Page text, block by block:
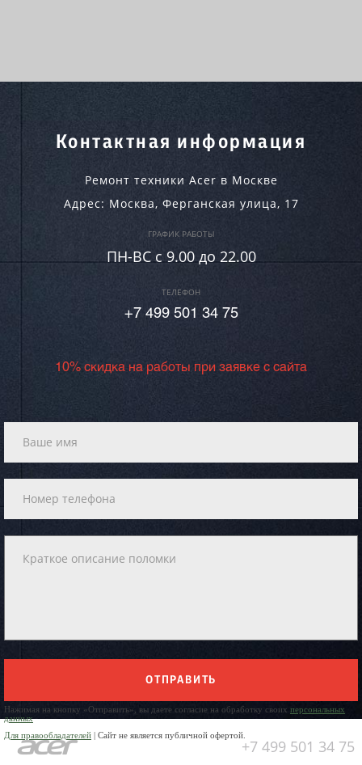
Контактная информация
Ремонт техники Acer в Москве
Адрес: Москва, Ферганская улица, 17
ГРАФИК РАБОТЫ
ПН-ВC c 9.00 до 22.00
ТЕЛЕФОН
+7 499 501 34 75
10% скидка на работы при заявке с сайта
ОТПРАВИТЬ
Нажимая на кнопку «Отправить», вы даете согласие на обработку своих персональных
данных
Для правообладателей | Сайт не является публичной офертой.
+7 499 501 34 75